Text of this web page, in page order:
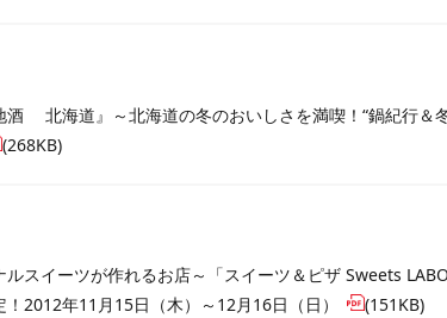
酒 北海道』～北海道の冬のおいしさを満喫！“鍋紀行＆
(268KB)
ルスイーツが作れるお店～「スイーツ＆ピザ Sweets
2012年11月15日（木）～12月16日（日）
(151KB)